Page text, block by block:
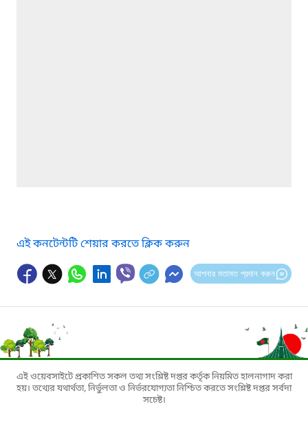
এই কনটেন্টটি শেয়ার করতে ক্লিক করুন
আপনার মতামত প্রদান করুন
এই ওয়েবসাইটে প্রকাশিত সকল তথ্য সংশ্লিষ্ট দপ্তর কর্তৃক নিয়মিত হালনাগাদ করা
হয়। তথ্যের যথার্থতা, নির্ভুলতা ও নির্ভরযোগ্যতা নিশ্চিত করতে সংশ্লিষ্ট দপ্তর সর্বদা
সচেষ্ট।